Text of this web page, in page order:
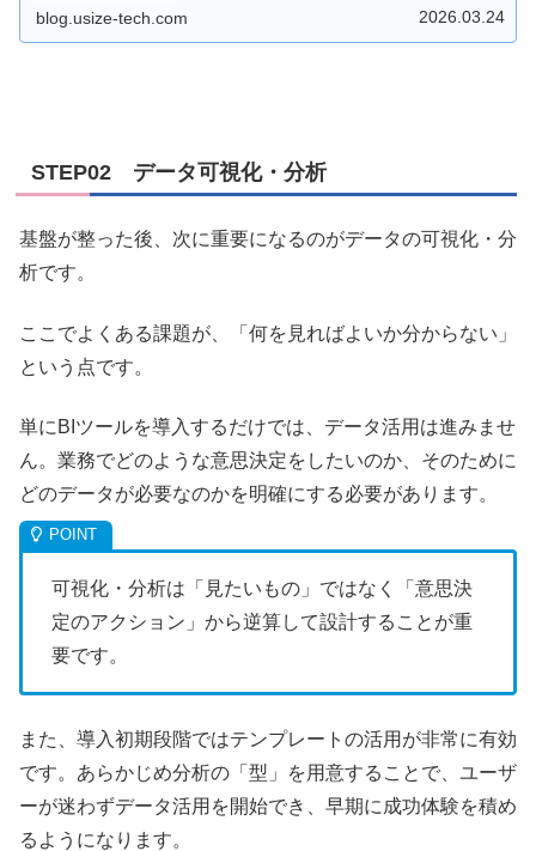
blog.usize-tech.com 2026.03.24
STEP02 データ可視化・分析
基盤が整った後、次に重要になるのがデータの可視化・分
析です。
ここでよくある課題が、「何を見ればよいか分からない」
という点です。
単にBIツールを導入するだけでは、データ活用は進みませ
ん。業務でどのような意思決定をしたいのか、そのために
どのデータが必要なのかを明確にする必要があります。
可視化・分析は「見たいもの」ではなく「意思決
定のアクション」から逆算して設計することが重
要です。
また、導入初期段階ではテンプレートの活用が非常に有効
です。あらかじめ分析の「型」を用意することで、ユーザ
ーが迷わずデータ活用を開始でき、早期に成功体験を積め
るようになります。